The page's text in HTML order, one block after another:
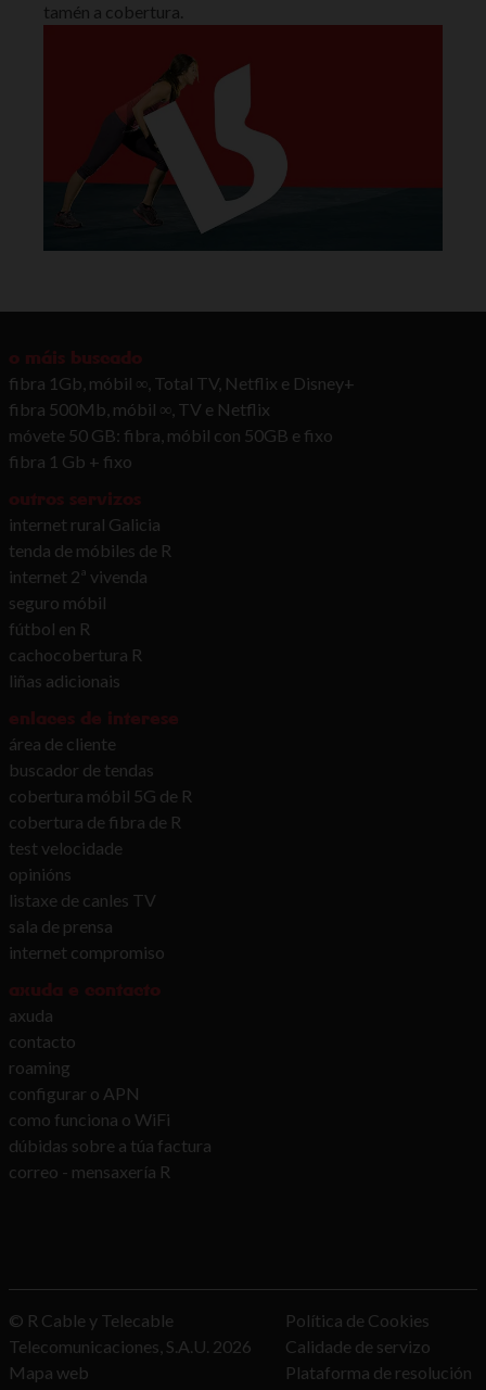
tamén a cobertura.
o máis buscado
fibra 1Gb, móbil ∞, Total TV, Netflix e Disney+
fibra 500Mb, móbil ∞, TV e Netflix
móvete 50 GB: fibra, móbil con 50GB e fixo
fibra 1 Gb + fixo
outros servizos
internet rural Galicia
tenda de móbiles de R
internet 2ª vivenda
seguro móbil
fútbol en R
cachocobertura R
liñas adicionais
enlaces de interese
área de cliente
buscador de tendas
cobertura móbil 5G de R
cobertura de fibra de R
test velocidade
opinións
listaxe de canles TV
sala de prensa
internet compromiso
axuda e contacto
axuda
contacto
roaming
configurar o APN
como funciona o WiFi
dúbidas sobre a túa factura
correo - mensaxería R
© R Cable y Telecable
Telecomunicaciones, S.A.U. 2026
Mapa web
Política de Cookies
Calidade de servizo
Plataforma de resolución